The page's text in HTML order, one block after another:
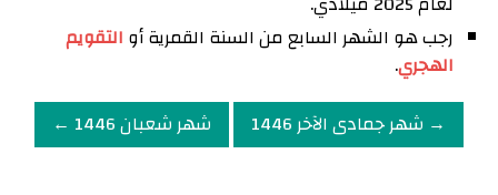
رجب هو الشهر السابع من السنة القمرية أو التقويم
الهجري.
→ شهر جمادى الآخر 1446
شهر شعبان 1446 ←